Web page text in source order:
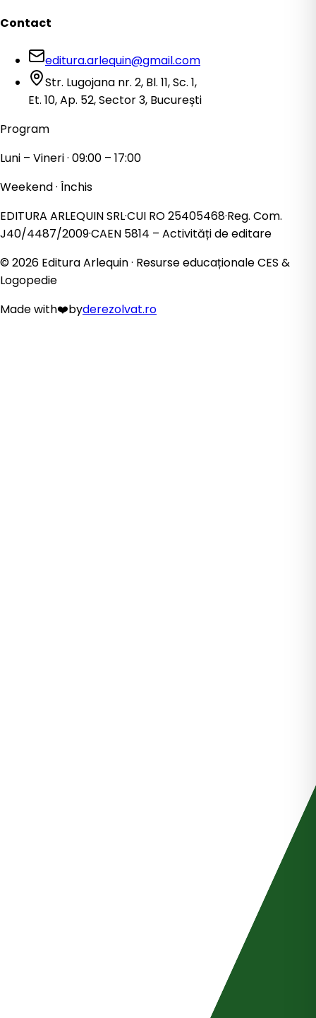
Contact
editura.arlequin@gmail.com
Str. Lugojana nr. 2, Bl. 11, Sc. 1,
Et. 10, Ap. 52, Sector 3, București
Program
Luni – Vineri · 09:00 – 17:00
Weekend · Închis
EDITURA ARLEQUIN SRL·CUI RO 25405468·Reg. Com.
J40/4487/2009·CAEN 5814 – Activități de editare
©2026 Editura Arlequin · Resurse educaționale CES &
Logopedie
Made with❤️byderezolvat.ro